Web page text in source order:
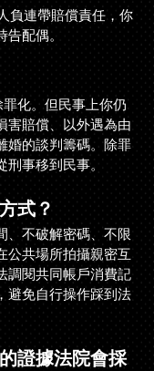
負連帶賠償責任，你
配偶。
化。但民事上你仍
害賠償、以外遇為由
婚的談判籌碼。除罪
事移到民事。
式？
、不破解密碼、不限
公共場所拍攝親密互
調閱共同帳戶消費記
避免自行操作踩到法
證據法院會採